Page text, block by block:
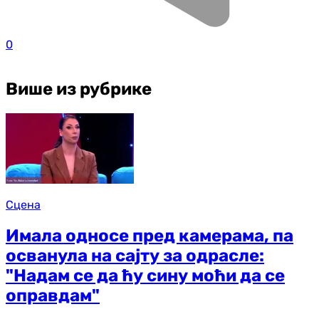
0
Више из рубрике
Сцена
Имала односе пред камерама, па
осванула на сајту за одрасле:
"Надам се да ћу сину моћи да се
оправдам"